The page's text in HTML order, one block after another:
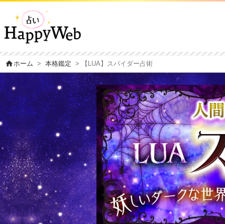
homeホーム > 本格鑑定 > 【LUA】スパイダー占術